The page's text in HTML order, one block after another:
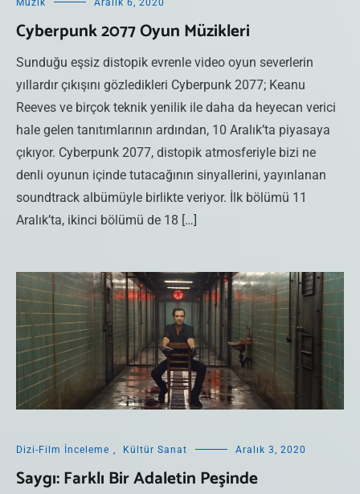
Müzik Aralık 6, 2020
Cyberpunk 2077 Oyun Müzikleri
Sunduğu eşsiz distopik evrenle video oyun severlerin
yıllardır çıkışını gözledikleri Cyberpunk 2077; Keanu
Reeves ve birçok teknik yenilik ile daha da heyecan verici
hale gelen tanıtımlarının ardından, 10 Aralık’ta piyasaya
çıkıyor. Cyberpunk 2077, distopik atmosferiyle bizi ne
denli oyunun içinde tutacağının sinyallerini, yayınlanan
soundtrack albümüyle birlikte veriyor. İlk bölümü 11
Aralık’ta, ikinci bölümü de 18 […]
Dizi-Film İnceleme , Kültür Sanat Aralık 3, 2020
Saygı: Farklı Bir Adaletin Peşinde